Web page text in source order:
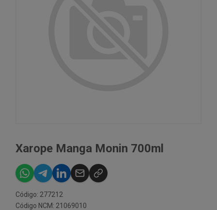
Xarope Manga Monin 700ml
Código: 277212
Código NCM: 21069010